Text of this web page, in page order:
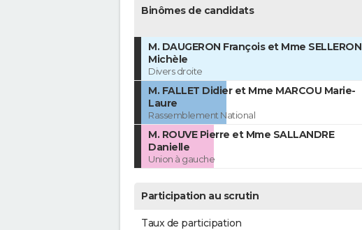
Binômes de candidats
M. DAUGERON François et Mme SELLERON
Michèle
Divers droite
M. FALLET Didier et Mme MARCOU Marie-
Laure
Rassemblement National
M. ROUVE Pierre et Mme SALLANDRE
Danielle
Union à gauche
Participation au scrutin
Taux de participation